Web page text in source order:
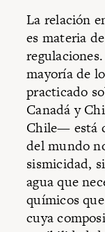
La relación
es materia
mayoría de
practicado
Canadá y
Chile— está
del mundo
sismicidad,
agua que
químicos
cuya